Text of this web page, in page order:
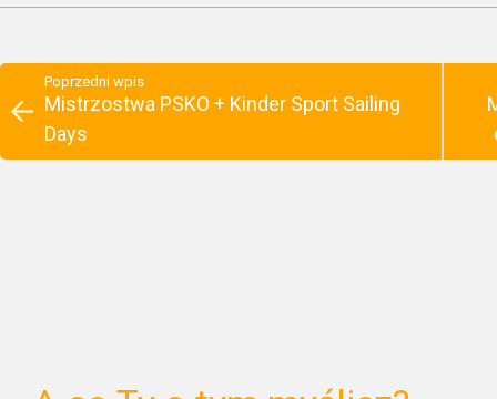
Poprzedni wpis
Mistrzostwa PSKO + Kinder Sport Sailing
Days